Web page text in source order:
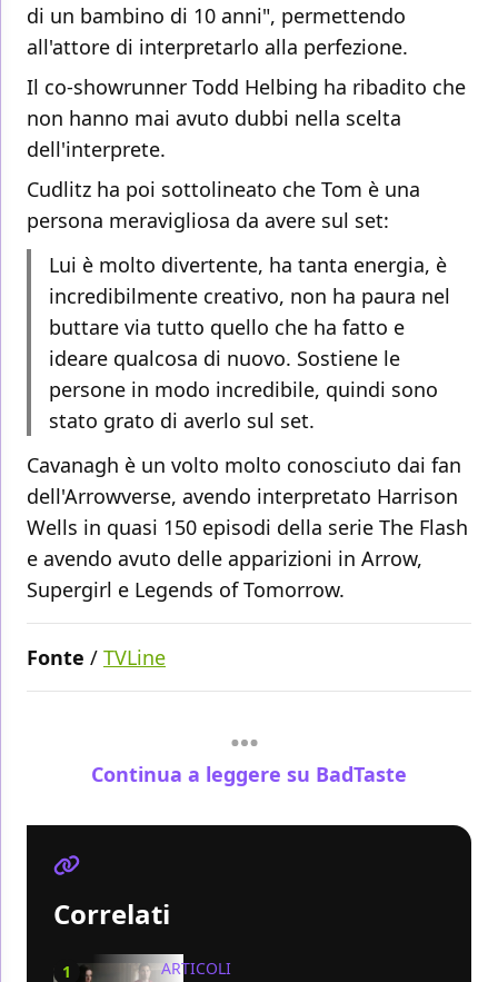
di un bambino di 10 anni", permettendo
all'attore di interpretarlo alla perfezione.
Il co-showrunner Todd Helbing ha ribadito che
non hanno mai avuto dubbi nella scelta
dell'interprete.
Cudlitz ha poi sottolineato che Tom è una
persona meravigliosa da avere sul set:
Lui è molto divertente, ha tanta energia, è
incredibilmente creativo, non ha paura nel
buttare via tutto quello che ha fatto e
ideare qualcosa di nuovo. Sostiene le
persone in modo incredibile, quindi sono
stato grato di averlo sul set.
Cavanagh è un volto molto conosciuto dai fan
dell'Arrowverse, avendo interpretato Harrison
Wells in quasi 150 episodi della serie The Flash
e avendo avuto delle apparizioni in Arrow,
Supergirl e Legends of Tomorrow.
Fonte / TVLine
Continua a leggere su BadTaste
Correlati
1 ARTICOLI